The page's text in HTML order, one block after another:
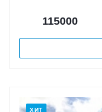
115000
ХИТ